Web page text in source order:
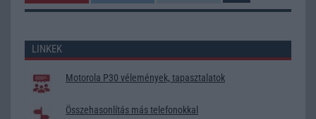
LINKEK
Motorola P30 vélemények, tapasztalatok
Összehasonlítás más telefonokkal